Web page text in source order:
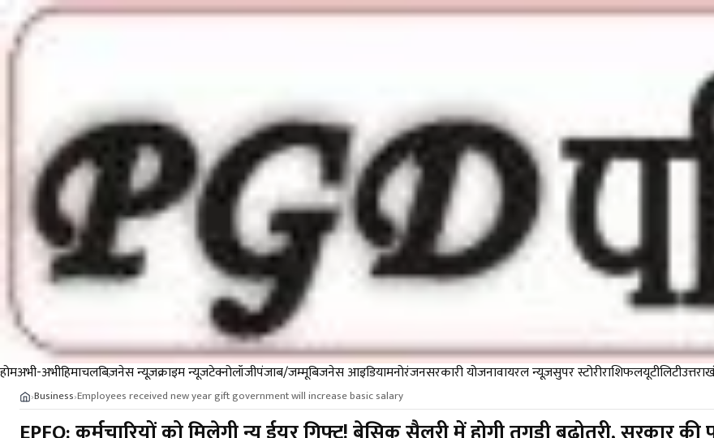
होमअभी-अभीहिमाचलबिज़नेस न्यूज़क्राइम न्यूजटेक्नोलॉजीपंजाब/जम्मूबिजनेस आइडियामनोरंजनसरकारी योजनावायरल न्यूज़सुपर स्टोरीराशिफलयूटीलिटी
›Business›Employees received new year gift government will increase basic salary